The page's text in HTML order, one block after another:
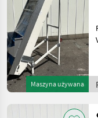
Maszyna używana